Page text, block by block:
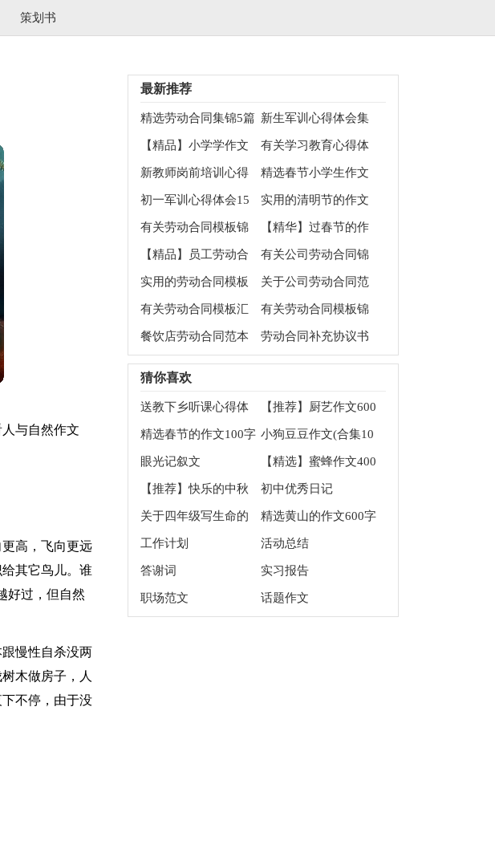
策划书
与自然作文
高，飞向更远
其它鸟儿。谁
好过，但自然
慢性自杀没两
木做房子，人
不停，由于没
最新推荐
精选劳动合同集锦5篇 新生军训心得体会集
合15篇
【精品】小学学作文
400字9篇
有关学习教育心得体
会3篇
新教师岗前培训心得
体会（精选5篇）
精选春节小学生作文
700字合集7篇
初一军训心得体会15
篇
实用的清明节的作文
700字集锦十篇
有关劳动合同模板锦
集六篇
【精华】过春节的作
文700字锦集十篇
【精品】员工劳动合
同汇编八篇
有关公司劳动合同锦
集六篇
实用的劳动合同模板
合集九篇
关于公司劳动合同范
文锦集四篇
有关劳动合同模板汇
总六篇
有关劳动合同模板锦
集7篇
餐饮店劳动合同范本 劳动合同补充协议书
猜你喜欢
送教下乡听课心得体
会15篇
【推荐】厨艺作文600
字四篇
精选春节的作文100字
合集9篇
小狗豆豆作文(合集10
篇)
眼光记叙文
【精选】蜜蜂作文400
字六篇
【推荐】快乐的中秋
节作文100字3篇
初中优秀日记
关于四年级写生命的
作文4篇
精选黄山的作文600字
五篇
工作计划 活动总结
答谢词 实习报告
职场范文 话题作文